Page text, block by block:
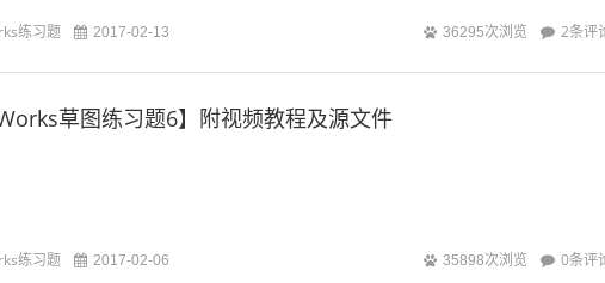
练习题 2017-02-13 36295次浏览 2条评
草图练习题6】附视频教程及源文件
练习题 2017-02-06 35898次浏览 0条评